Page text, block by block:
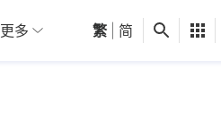
01深圳 觀點 健康
更多 繁 简